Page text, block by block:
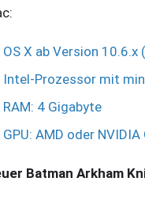
OS X ab Version 10.6.x
Intel-Prozessor mit
RAM: 4 Gigabyte
GPU: AMD oder
Batman Arkham